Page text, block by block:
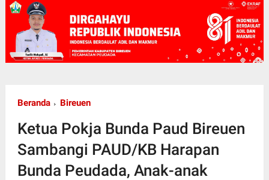
Beranda Bireuen
Ketua Pokja Bunda Paud Bireuen
Sambangi PAUD/KB Harapan
Bunda Peudada, Anak-anak